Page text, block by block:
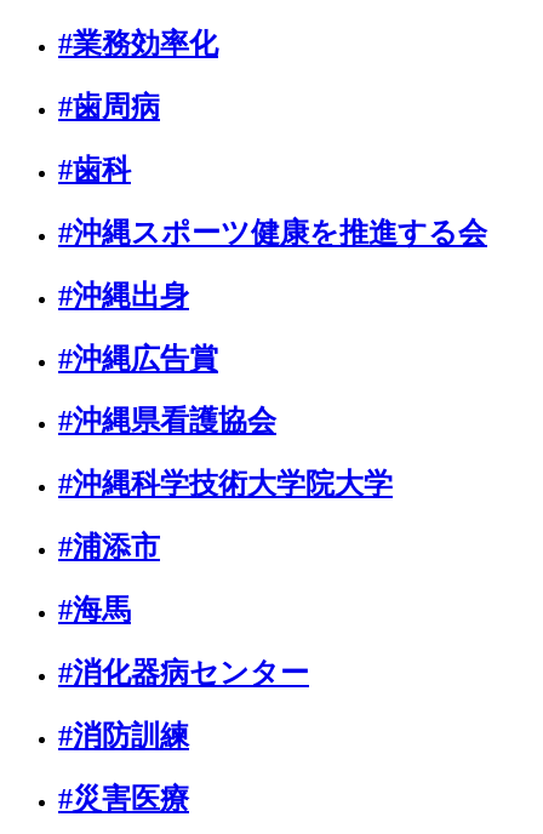
#業務効率化
#歯周病
#歯科
#沖縄スポーツ健康を推進する会
#沖縄出身
#沖縄広告賞
#沖縄県看護協会
#沖縄科学技術大学院大学
#浦添市
#海馬
#消化器病センター
#消防訓練
#災害医療